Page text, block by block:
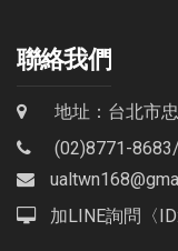
聯絡我們
地址：台北市
(02)8771-8683/
加LINE詢問〈